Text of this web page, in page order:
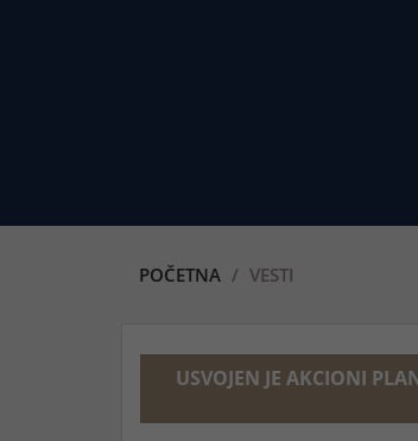
POČETNA VESTI
USVOJEN JE AKCIONI